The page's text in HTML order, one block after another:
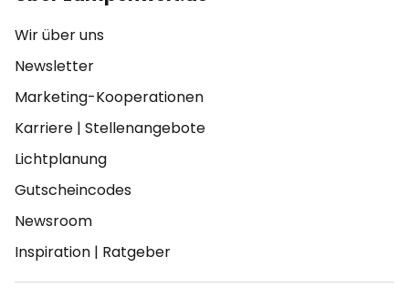
Wir über uns
Newsletter
Marketing-Kooperationen
Karriere | Stellenangebote
Lichtplanung
Gutscheincodes
Newsroom
Inspiration | Ratgeber